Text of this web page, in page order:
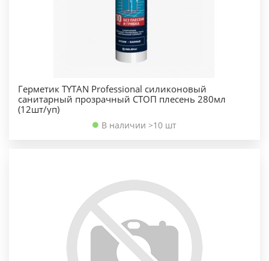
Герметик TYTAN Professional силиконовый
санитарный прозрачный СТОП плесень 280мл
(12шт/уп)
В наличии >10 шт